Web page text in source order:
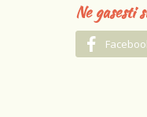
Ne gasesti